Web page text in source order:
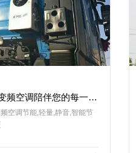
KME车用直流变频空调陪伴您的每一次运输旅途！
空调节能,轻量,静音,智能节